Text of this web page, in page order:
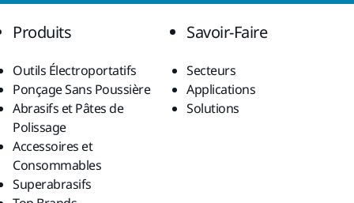
Produits
Outils Électroportatifs
Ponçage Sans Poussière
Abrasifs et Pâtes de
Polissage
Accessoires et
Consommables
Superabrasifs
Savoir-Faire
Secteurs
Applications
Solutions